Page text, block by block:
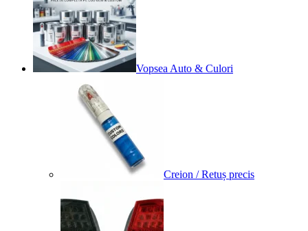
Vopsea Auto & Culori
Creion / Retuș precis